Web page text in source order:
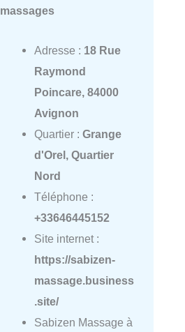
massages
Adresse : 18 Rue
Raymond
Poincare, 84000
Avignon
Quartier : Grange
d'Orel, Quartier
Nord
Téléphone :
+33646445152
Site internet :
https://sabizen-
massage.business
.site/
Sabizen Massage à